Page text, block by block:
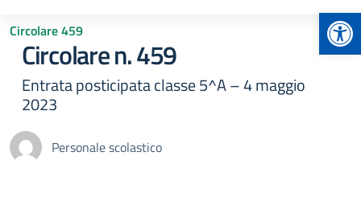
Circolare 459
Circolare n. 459
Entrata posticipata classe 5^A – 4 maggio
2023
Personale scolastico